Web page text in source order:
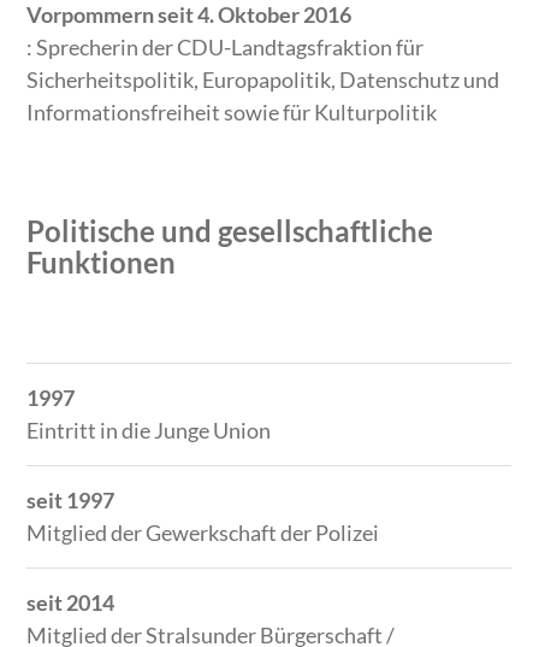
Vorpommern seit 4. Oktober 2016
: Sprecherin der CDU-Landtagsfraktion für
Sicherheitspolitik, Europapolitik, Datenschutz und
Informationsfreiheit sowie für Kulturpolitik
Politische und gesellschaftliche
Funktionen
Zeitraum
Tätigkeit
1997
Eintritt in die Junge Union
seit 1997
Mitglied der Gewerkschaft der Polizei
seit 2014
Mitglied der Stralsunder Bürgerschaft /